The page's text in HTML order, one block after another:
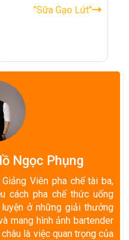
"Sữa Gạo Lứt"
Ngọc Phụng
Viên pha chế tài ba,
cách pha chế thức uống
ở những giải thưởng
mang hình ảnh bartender
là việc quan trọng của